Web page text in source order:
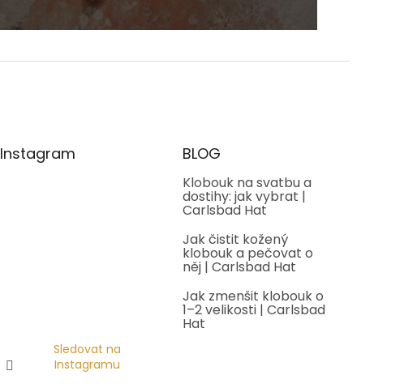
Instagram
Sledovat na
Instagramu
BLOG
Klobouk na svatbu a
dostihy: jak vybrat |
Carlsbad Hat
Jak čistit kožený
klobouk a pečovat o
něj | Carlsbad Hat
Jak zmenšit klobouk o
1–2 velikosti | Carlsbad
Hat